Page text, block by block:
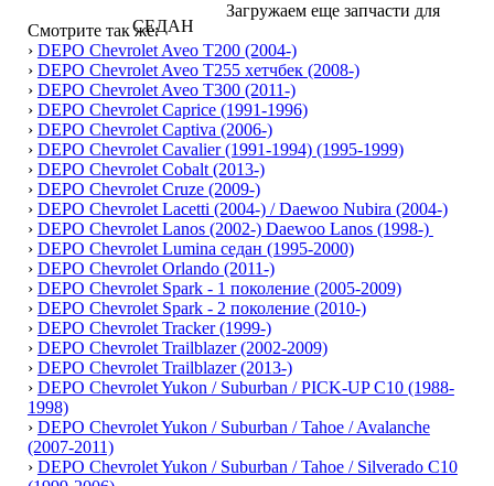
Загружаем еще запчасти для
Смотрите так же:
› DEPO Chevrolet Aveo T200 (2004-)
› DEPO Chevrolet Aveo T255 хетчбек (2008-)
› DEPO Chevrolet Aveo T300 (2011-)
› DEPO Chevrolet Caprice (1991-1996)
› DEPO Chevrolet Captiva (2006-)
› DEPO Chevrolet Cavalier (1991-1994) (1995-1999)
› DEPO Chevrolet Cobalt (2013-)
› DEPO Chevrolet Cruze (2009-)
› DEPO Chevrolet Lacetti (2004-) / Daewoo Nubira (2004-)
› DEPO Chevrolet Lanos (2002-) Daewoo Lanos (1998-)
› DEPO Chevrolet Lumina седан (1995-2000)
› DEPO Chevrolet Orlando (2011-)
› DEPO Chevrolet Spark - 1 поколение (2005-2009)
› DEPO Chevrolet Spark - 2 поколение (2010-)
› DEPO Chevrolet Tracker (1999-)
› DEPO Chevrolet Trailblazer (2002-2009)
› DEPO Chevrolet Trailblazer (2013-)
› DEPO Chevrolet Yukon / Suburban / PICK-UP C10 (1988-
1998)
› DEPO Chevrolet Yukon / Suburban / Tahoe / Avalanche
(2007-2011)
› DEPO Chevrolet Yukon / Suburban / Tahoe / Silverado C10